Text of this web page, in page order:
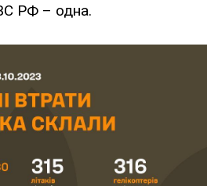
РФ – одна.